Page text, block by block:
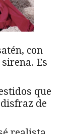
con
Es
que
de